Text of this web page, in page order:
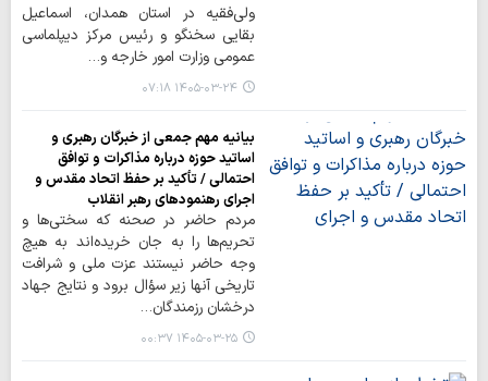
ولی‌فقیه در استان همدان، اسماعیل
بقایی سخنگو و رئیس مرکز دیپلماسی
عمومی وزارت امور خارجه و…
۱۴۰۵-۰۳-۲۴ ۰۷:۱۸
بیانیه مهم جمعی از خبرگان رهبری و
اساتید حوزه درباره مذاکرات و توافق
احتمالی / تأکید بر حفظ اتحاد مقدس و
اجرای رهنمودهای رهبر انقلاب
مردم حاضر در صحنه که سختی‌ها و
تحریم‌ها را به جان خریده‌اند به هیچ
وجه حاضر نیستند عزت ملی و شرافت
تاریخی آنها زیر سؤال برود و نتایج جهاد
درخشان رزمندگان…
۱۴۰۵-۰۳-۲۵ ۰۰:۳۷